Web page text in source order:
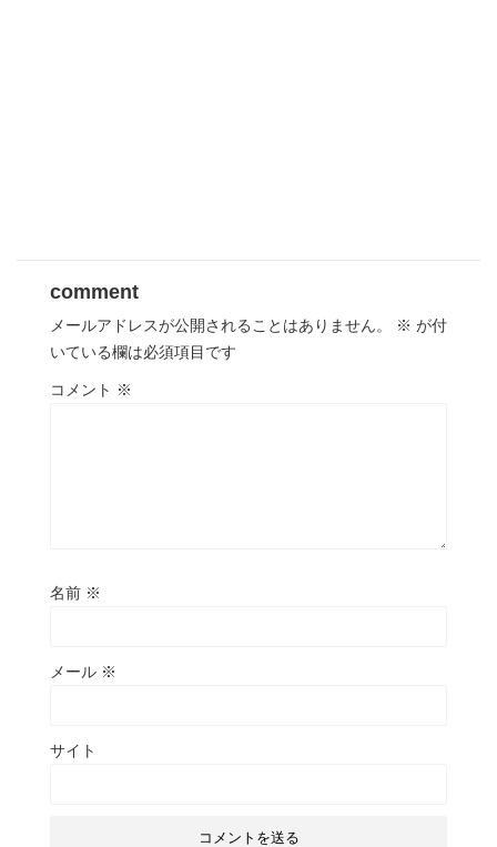
comment
メールアドレスが公開されることはありません。 ※ が付
いている欄は必須項目です
コメント ※
名前 ※
メール ※
サイト